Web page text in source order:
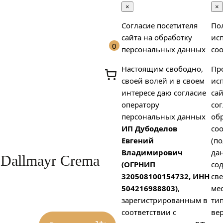
0
Crema
×
Согласие посетителя
сайта на обработку
персональных данных
Настоящим свободно,
своей волей и в своем
интересе даю согласие
оператору
персональных данных
ИП Дубоделов
Евгений
Владимирович
(ОГРНИП
320508100154732, ИНН
504216988803),
зарегистрированным в
соответствии с
×